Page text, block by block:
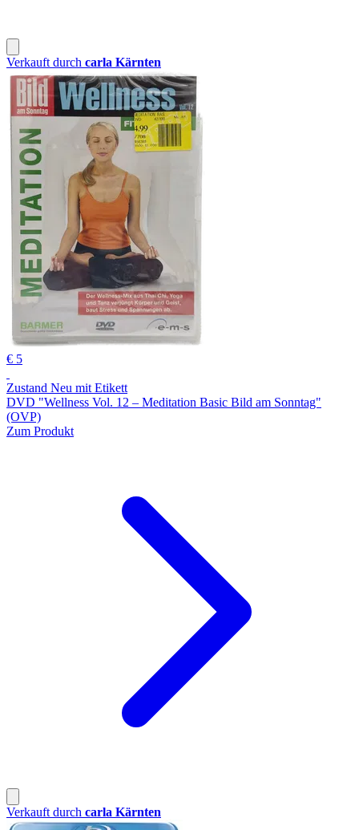
Verkauft durch carla Kärnten
€ 5
Zustand Neu mit Etikett
DVD "Wellness Vol. 12 ‒ Meditation Basic Bild am Sonntag"
(OVP)
Zum Produkt
Verkauft durch carla Kärnten